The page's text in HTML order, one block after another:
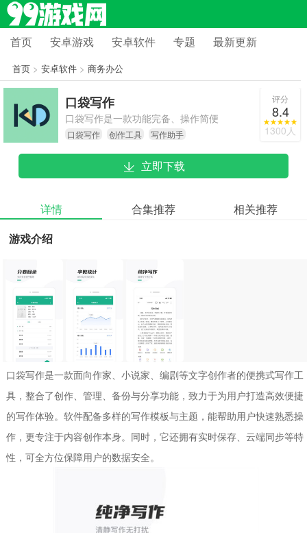
首页 安卓游戏 安卓软件 专题 最新更新
首页> 安卓软件> 商务办公
口袋写作
口袋写作是一款功能完备、操作简便
的写作工具，十分适合文字创作者使
用。它拥有丰富的模板与主题，实时
保存和云端同步功能显著提高了创作
件支持跨平台同步，便于用户在任何
口袋写作 创作工具 写作助手
评分
8.4
1300人
立即下载
详情 合集推荐
相关推荐
游戏介绍
口袋写作是一款面向作家、小说家、编剧等文字创作者的便携式写作工
具，整合了创作、管理、备份与分享功能，致力于为用户打造高效便捷
的写作体验。软件配备多样的写作模板与主题，能帮助用户快速熟悉操
作，更专注于内容创作本身。同时，它还拥有实时保存、云端同步等特
性，可全方位保障用户的数据安全。